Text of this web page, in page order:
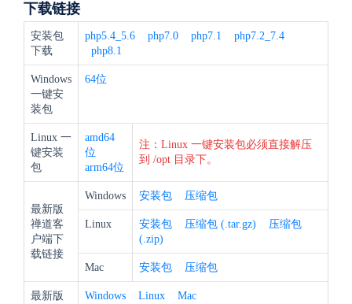
下载链接
安装包
下载
php5.4_5.6 php7.0 php7.1
php7.2_7.4
php8.1
Windows
一键安
装包
64位
Linux 一
键安装
包
amd64
位
arm64位
注：Linux 一键安装包必须直接解压
到 /opt 目录下。
最新版
禅道客
户端下
载链接
Windows 安装包 压缩包
Linux 安装包 压缩包 (.tar.gz)
压缩包
(.zip)
Mac 安装包 压缩包
最新版
Windows Linux Mac